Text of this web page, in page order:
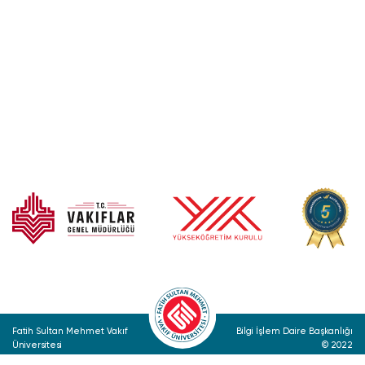
Fatih Sultan Mehmet Vakıf
Üniversitesi
Bilgi İşlem Daire Başkanlığı
© 2022